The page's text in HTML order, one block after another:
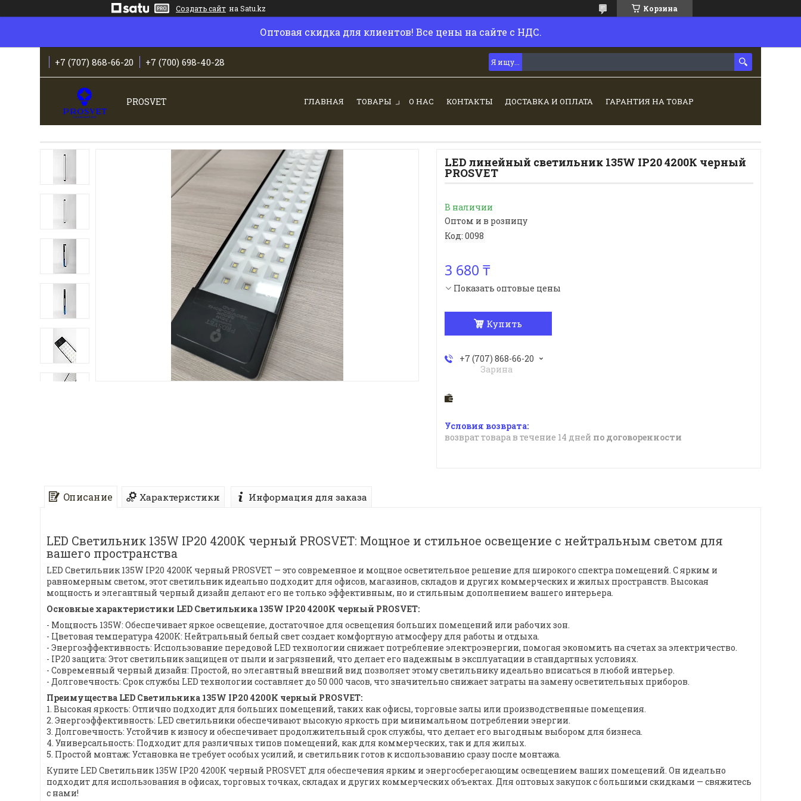
Создать сайт на Satu.kz Корзина
Оптовая скидка для клиентов! Все цены на сайте с НДС.
+7 (707) 868-66-20 +7 (700) 698-40-28
PROSVET ГЛАВНАЯ ТОВАРЫ О НАС КОНТАКТЫ ДОСТАВКА И ОПЛАТА ГАРАНТИЯ НА ТОВАР
LED линейный светильник 135W IP20 4200К черный
PROSVET
В наличии
Оптом и в розницу
Код: 0098
3 680 ₸
Показать оптовые цены
Купить
+7 (707) 868-66-20
Зарина
возврат товара в течение 14 дней по договоренности
Описание Характеристики Информация для заказа
LED Светильник 135W IP20 4200К черный PROSVET: Мощное и стильное освещение с нейтральным светом для
вашего пространства
LED Светильник 135W IP20 4200K черный PROSVET — это современное и мощное осветительное решение для широкого спектра помещений. С ярким и
равномерным светом, этот светильник идеально подходит для офисов, магазинов, складов и других коммерческих и жилых пространств. Высокая
мощность и элегантный черный дизайн делают его не только эффективным, но и стильным дополнением вашего интерьера.
Основные характеристики LED Светильника 135W IP20 4200K черный PROSVET:
- Мощность 135W: Обеспечивает яркое освещение, достаточное для освещения больших помещений или рабочих зон.
- Цветовая температура 4200K: Нейтральный белый свет создает комфортную атмосферу для работы и отдыха.
- Энергоэффективность: Использование передовой LED технологии снижает потребление электроэнергии, помогая экономить на счетах за электричество.
- IP20 защита: Этот светильник защищен от пыли и загрязнений, что делает его надежным в эксплуатации в стандартных условиях.
- Современный черный дизайн: Простой, но элегантный внешний вид позволяет этому светильнику идеально вписаться в любой интерьер.
- Долговечность: Срок службы LED технологии составляет до 50 000 часов, что значительно снижает затраты на замену осветительных приборов.
Преимущества LED Светильника 135W IP20 4200K черный PROSVET:
1. Высокая яркость: Отлично подходит для больших помещений, таких как офисы, торговые залы или производственные помещения.
2. Энергоэффективность: LED светильники обеспечивают высокую яркость при минимальном потреблении энергии.
3. Долговечность: Устойчив к износу и обеспечивает продолжительный срок службы, что делает его выгодным выбором для бизнеса.
4. Универсальность: Подходит для различных типов помещений, как для коммерческих, так и для жилых.
5. Простой монтаж: Установка не требует особых усилий, и светильник готов к использованию сразу после монтажа.
Купите LED Светильник 135W IP20 4200K черный PROSVET для обеспечения ярким и энергосберегающим освещением ваших помещений. Он идеально
подходит для использования в офисах, торговых точках, складах и других коммерческих объектах. Для оптовых закупок с большими скидками — свяжитесь
с нами!